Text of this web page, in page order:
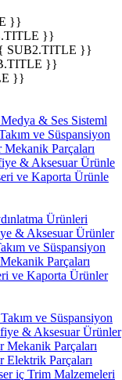
}}
}}
SUB2.TITLE }}
}}
}}
& Ses Sisteml
ve Süspansiyon
Parçaları
& Aksesuar Ürünle
ve Kaporta Ürünle
Ürünleri
& Aksesuar Ürünler
ve Süspansiyon
Parçaları
ve Kaporta Ürünler
ve Süspansiyon
& Aksesuar Ürünler
Mekanik Parçaları
Elektrik Parçaları
iç Trim Malzemeleri